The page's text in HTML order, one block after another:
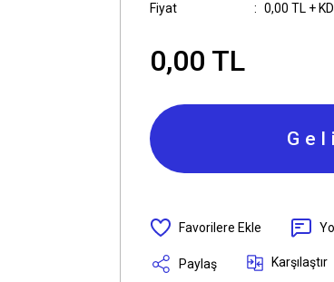
Fiyat
0,00 TL +
0,00 TL
Paylaş Karşılaştır